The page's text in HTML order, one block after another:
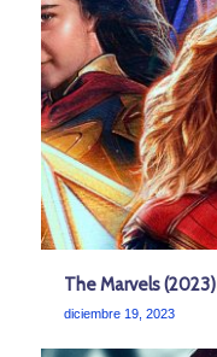
The Marvels (2023)
diciembre 19, 2023